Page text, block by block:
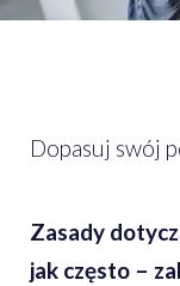
Dopasuj swój
Zasady
jak często –